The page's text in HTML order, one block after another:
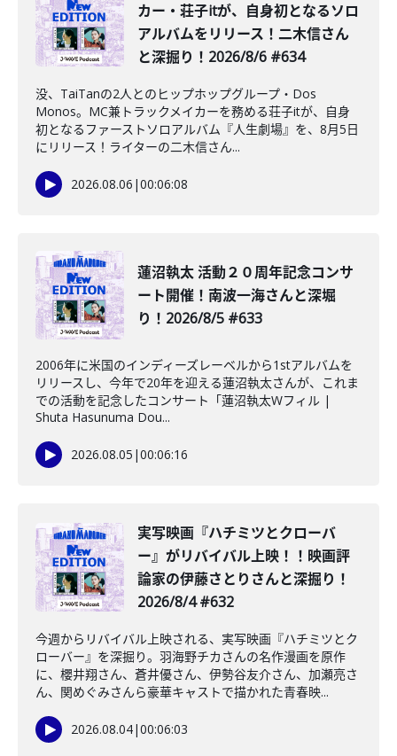
カー・荘子itが、自身初となるソロ
アルバムをリリース！二木信さん
と深掘り！2026/8/6 #634
没、TaiTanの2人とのヒップホップグループ・Dos
Monos。MC兼トラックメイカーを務める荘子itが、自身
初となるファーストソロアルバム『人生劇場』を、8月5日
にリリース！ライターの二木信さん...
2026.08.06 |00:06:08
蓮沼執太 活動２０周年記念コンサ
ート開催！南波一海さんと深堀
り！2026/8/5 #633
2006年に米国のインディーズレーベルから1stアルバムを
リリースし、今年で20年を迎える蓮沼執太さんが、これま
での活動を記念したコンサート「蓮沼執太Wフィル |
Shuta Hasunuma Dou...
2026.08.05 |00:06:16
️実写映画『ハチミツとクローバ
ー』がリバイバル上映！！映画評
論家の伊藤さとりさんと深掘り！
2026/8/4 #632
今週からリバイバル上映される、実写映画『ハチミツとク
ローバー』を深掘り。羽海野チカさんの名作漫画を原作
に、櫻井翔さん、蒼井優さん、伊勢谷友介さん、加瀬亮さ
ん、関めぐみさんら豪華キャストで描かれた青春映...
2026.08.04|00:06:03